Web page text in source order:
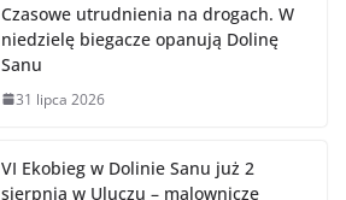
Czasowe utrudnienia na drogach. W
niedzielę biegacze opanują Dolinę
Sanu
31 lipca 2026
VI Ekobieg w Dolinie Sanu już 2
sierpnia w Uluczu – malownicze